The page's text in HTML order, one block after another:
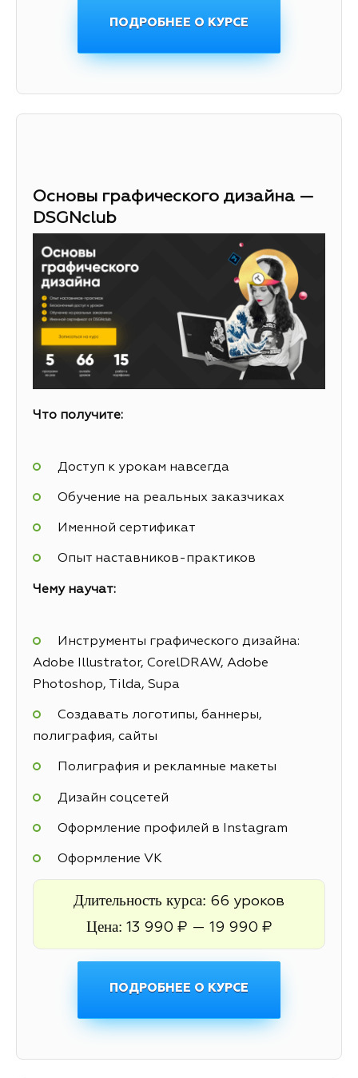
ПОДРОБНЕЕ О КУРСЕ
Основы графического дизайна —
DSGNclub
Что получите:
Доступ к урокам навсегда
Обучение на реальных заказчиках
Именной сертификат
Опыт наставников-практиков
Чему научат:
Инструменты графического дизайна:
Adobe Illustrator, CorelDRAW, Adobe
Photoshop, Tilda, Supa
Создавать логотипы, баннеры,
полиграфия, сайты
Полиграфия и рекламные макеты
Дизайн соцсетей
Оформление профилей в Instagram
Оформление VK
Длительность курса: 66 уроков
Цена: 13 990 ₽ — 19 990 ₽
ПОДРОБНЕЕ О КУРСЕ